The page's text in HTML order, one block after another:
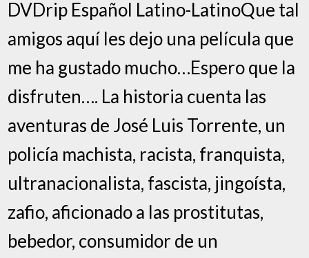
DVDrip Español Latino-LatinoQue tal
amigos aquí les dejo una película que
me ha gustado mucho…Espero que la
disfruten…. La historia cuenta las
aventuras de José Luis Torrente, un
policía machista, racista, franquista,
ultranacionalista, fascista, jingoísta,
zafio, aficionado a las prostitutas,
bebedor, consumidor de un